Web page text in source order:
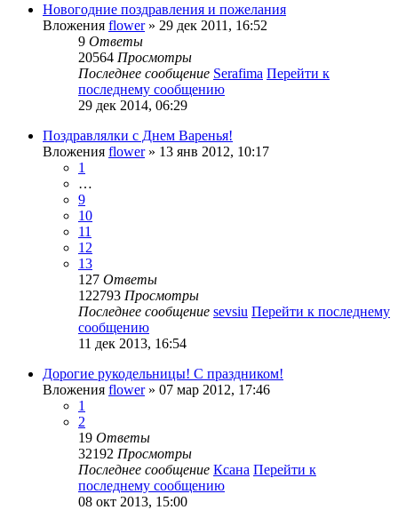
Новогодние поздравления и пожелания
Вложения flower» 29 дек 2011, 16:52
9 Ответы
20564 Просмотры
Последнее сообщение Serafima Перейти к
последнему сообщению
29 дек 2014, 06:29
Поздравлялки с Днем Варенья!
Вложения flower» 13 янв 2012, 10:17
1
…
9
10
11
12
13
127 Ответы
122793 Просмотры
Последнее сообщение sevsiu Перейти к последнему
сообщению
11 дек 2013, 16:54
Дорогие рукодельницы! С праздником!
Вложения flower» 07 мар 2012, 17:46
1
2
19 Ответы
32192 Просмотры
Последнее сообщение Ксана Перейти к
последнему сообщению
08 окт 2013, 15:00